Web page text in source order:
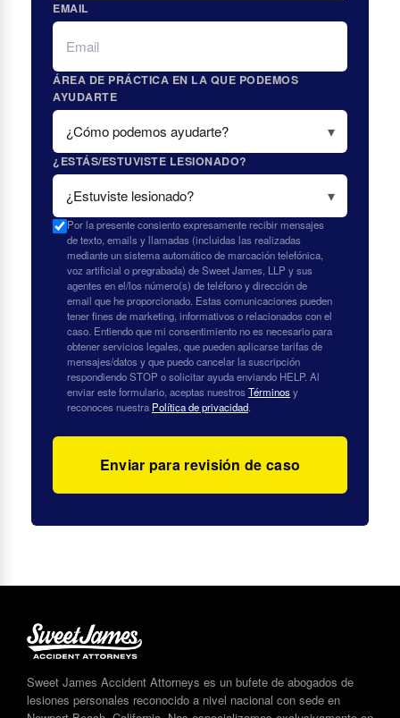
EMAIL
ÁREA DE PRÁCTICA EN LA QUE PODEMOS
AYUDARTE
¿ESTÁS/ESTUVISTE LESIONADO?
Por la presente consiento expresamente recibir mensajes
de texto, emails y llamadas (incluidas las realizadas
mediante un sistema automático de marcación telefónica,
voz artificial o pregrabada) de Sweet James, LLP y sus
agentes en el/los número(s) de teléfono y dirección de
email que he proporcionado. Estas comunicaciones pueden
tener fines de marketing, informativos o relacionados con el
caso. Entiendo que mi consentimiento no es necesario para
obtener servicios legales, que pueden aplicarse tarifas de
mensajes/datos y que puedo cancelar la suscripción
respondiendo STOP o solicitar ayuda enviando HELP. Al
enviar este formulario, aceptas nuestrosTérminosy
reconoces nuestra Política de privacidad.
Sweet James Accident Attorneys es un bufete de abogados de
lesiones personales reconocido a nivel nacional con sede en